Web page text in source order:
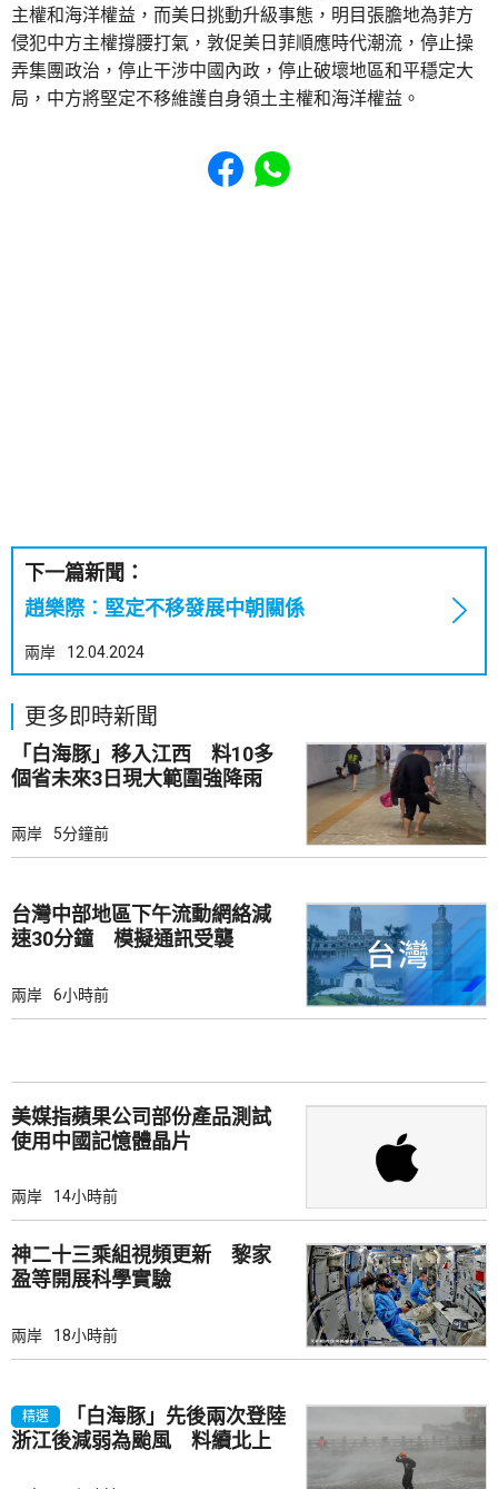
主權和海洋權益，而美日挑動升級事態，明目張膽地為菲方
侵犯中方主權撐腰打氣，敦促美日菲順應時代潮流，停止操
弄集團政治，停止干涉中國內政，停止破壞地區和平穩定大
局，中方將堅定不移維護自身領土主權和海洋權益。
Share to Facebook
Share to WhatsApp
下一篇新聞：
趙樂際︰堅定不移發展中朝關係
兩岸 12.04.2024
更多即時新聞
「白海豚」移入江西 料10多
個省未來3日現大範圍強降雨
兩岸 5分鐘前
台灣中部地區下午流動網絡減
速30分鐘 模擬通訊受襲
兩岸 6小時前
美媒指蘋果公司部份產品測試
使用中國記憶體晶片
兩岸 14小時前
神二十三乘組視頻更新 黎家
盈等開展科學實驗
兩岸 18小時前
精選
「白海豚」先後兩次登陸
浙江後減弱為颱風 料續北上